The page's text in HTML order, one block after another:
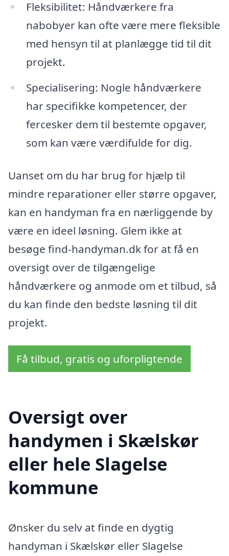
Fleksibilitet: Håndværkere fra
nabobyer kan ofte være mere fleksible
med hensyn til at planlægge tid til dit
projekt.
Specialisering: Nogle håndværkere
har specifikke kompetencer, der
fercesker dem til bestemte opgaver,
som kan være værdifulde for dig.
Uanset om du har brug for hjælp til
mindre reparationer eller større opgaver,
kan en handyman fra en nærliggende by
være en ideel løsning. Glem ikke at
besøge find-handyman.dk for at få en
oversigt over de tilgængelige
håndværkere og anmode om et tilbud, så
du kan finde den bedste løsning til dit
projekt.
Få tilbud, gratis og uforpligtende
Oversigt over
handymen i Skælskør
eller hele Slagelse
kommune
Ønsker du selv at finde en dygtig
handyman i Skælskør eller Slagelse